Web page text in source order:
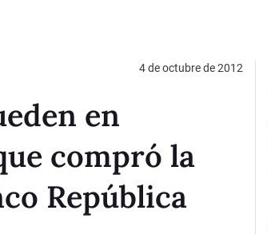
4 de octubre de 2012
en
compró la
República